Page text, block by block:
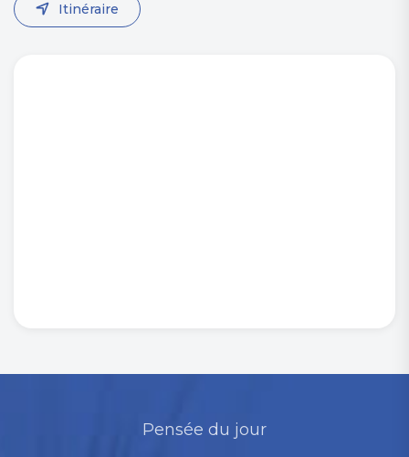
Itinéraire
Pensée du jour